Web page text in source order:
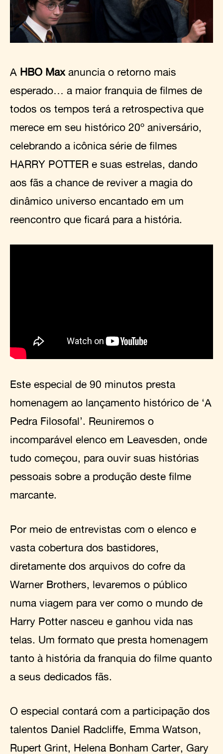
A HBO Max anuncia o retorno mais
esperado… a maior franquia de filmes de
todos os tempos terá a retrospectiva que
merece em seu histórico 20º aniversário,
celebrando a icônica série de filmes
HARRY POTTER e suas estrelas, dando
aos fãs a chance de reviver a magia do
dinâmico universo encantado em um
reencontro que ficará para a história.
Este especial de 90 minutos presta
homenagem ao lançamento histórico de ‘A
Pedra Filosofal’. Reuniremos o
incomparável elenco em Leavesden, onde
tudo começou, para ouvir suas histórias
pessoais sobre a produção deste filme
marcante.
Por meio de entrevistas com o elenco e
vasta cobertura dos bastidores,
diretamente dos arquivos do cofre da
Warner Brothers, levaremos o público
numa viagem para ver como o mundo de
Harry Potter nasceu e ganhou vida nas
telas. Um formato que presta homenagem
tanto à história da franquia do filme quanto
a seus dedicados fãs.
O especial contará com a participação dos
talentos Daniel Radcliffe, Emma Watson,
Rupert Grint, Helena Bonham Carter, Gary